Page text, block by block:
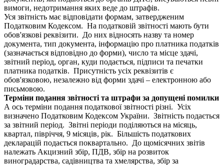
вимоги, недотримання яких веде до штрафів.
Уся звітність має відповідати формам, затвердженим
Податковим Кодексом. На податковій звітності мають бути
обов'язкові реквізити. До них відносять назву та номер
документа, тип документа, інформацію про платника податків
(зазначається відповідно до форми), число та місце здачі,
звітний період, орган, куди подається, підписи та печатки
платника податків. Присутність усіх реквізитів є
обов'язковою, незалежно від форми здачі – електронною або
письмовою.
Терміни подання звітності та штрафи за допущені помилки
А ось терміни подання податкової звітності різні. Усіх
визначено Податковим Кодексом України. Звітність подається
за звітний період. Звітні періоди поділяються на місяць,
квартал, півріччя, 9 місяців, рік. Більшість податкових
декларацій подається поквартально. До щомісячних звітів
належать Акцизний збір, ПДВ, збір на розвиток
виноградарства, садівництва та хмелярства, збір за